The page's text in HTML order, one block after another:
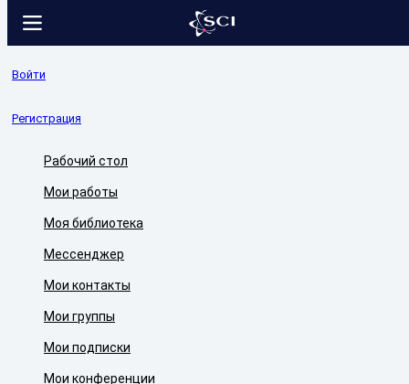
Войти
Регистрация
Рабочий стол
Мои работы
Моя библиотека
Мессенджер
Мои контакты
Мои группы
Мои подписки
Мои конференции